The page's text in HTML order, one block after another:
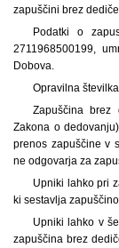
zapuščini brez
Podatki o
2711968500199,
Dobova.
Opravilna
Zapuščina
Zakona o
prenos zapuščine v
ne odgovarja za
Upniki lahko pri
ki sestavlja
Upniki lahko v
zapuščina brez